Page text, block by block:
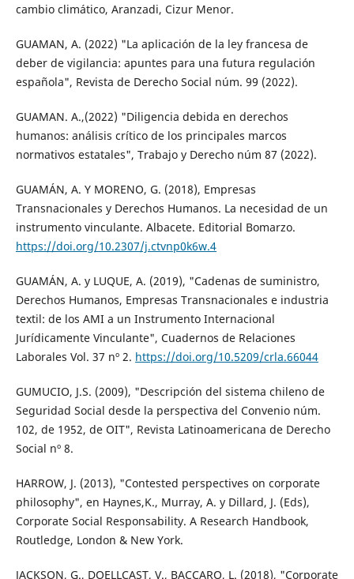
cambio climático, Aranzadi, Cizur Menor.
GUAMAN, A. (2022) "La aplicación de la ley francesa de
deber de vigilancia: apuntes para una futura regulación
española", Revista de Derecho Social núm. 99 (2022).
GUAMAN. A.,(2022) "Diligencia debida en derechos
humanos: análisis crítico de los principales marcos
normativos estatales", Trabajo y Derecho núm 87 (2022).
GUAMÁN, A. Y MORENO, G. (2018), Empresas
Transnacionales y Derechos Humanos. La necesidad de un
instrumento vinculante. Albacete. Editorial Bomarzo.
https://doi.org/10.2307/j.ctvnp0k6w.4
GUAMÁN, A. y LUQUE, A. (2019), "Cadenas de suministro,
Derechos Humanos, Empresas Transnacionales e industria
textil: de los AMI a un Instrumento Internacional
Jurídicamente Vinculante", Cuadernos de Relaciones
Laborales Vol. 37 nº 2. https://doi.org/10.5209/crla.66044
GUMUCIO, J.S. (2009), "Descripción del sistema chileno de
Seguridad Social desde la perspectiva del Convenio núm.
102, de 1952, de OIT", Revista Latinoamericana de Derecho
Social nº 8.
HARROW, J. (2013), "Contested perspectives on corporate
philosophy", en Haynes,K., Murray, A. y Dillard, J. (Eds),
Corporate Social Responsability. A Research Handbook,
Routledge, London & New York.
JACKSON, G., DOELLCAST, V., BACCARO, L. (2018), "Corporate